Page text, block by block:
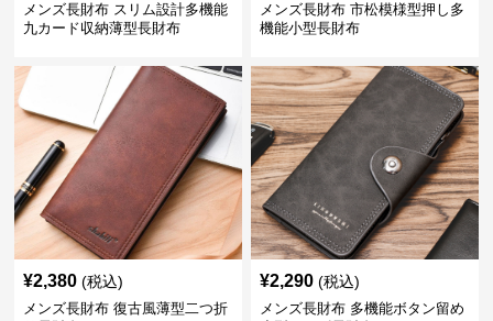
メンズ長財布 スリム設計多機能
九カード収納薄型長財布
メンズ長財布 市松模様型押し多
機能小型長財布
¥2,380 (税込)
メンズ長財布 復古風薄型二つ折
¥2,290 (税込)
メンズ長財布 多機能ボタン留め